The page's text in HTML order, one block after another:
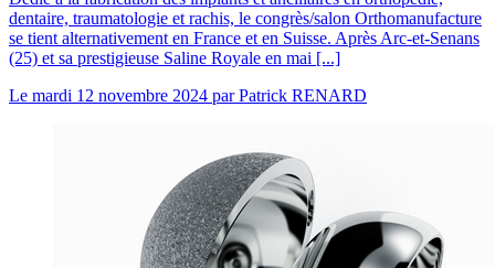
dentaire, traumatologie et rachis, le congrès/salon Orthomanufacture
se tient alternativement en France et en Suisse. Après Arc-et-Senans
(25) et sa prestigieuse Saline Royale en mai [...]
Le mardi 12 novembre 2024 parPatrick RENARD